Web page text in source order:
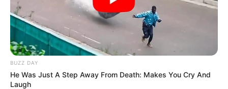
BUZZ DAY
He Was Just A Step Away From Death: Makes You Cry And
Laugh